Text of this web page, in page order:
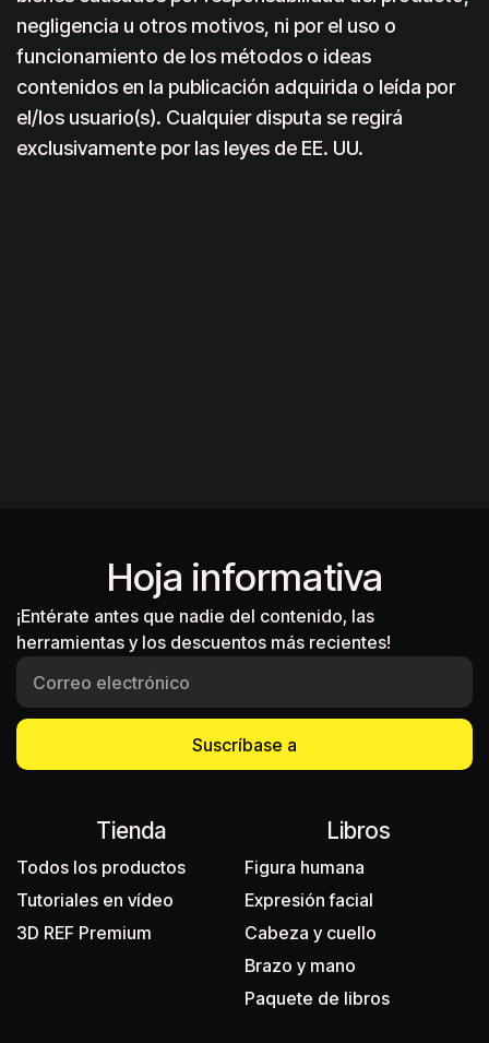
negligencia u otros motivos, ni por el uso o
funcionamiento de los métodos o ideas
contenidos en la publicación adquirida o leída por
el/los usuario(s). Cualquier disputa se regirá
exclusivamente por las leyes de EE. UU.
Hoja informativa
¡Entérate antes que nadie del contenido, las
herramientas y los descuentos más recientes!
Suscríbase a
Tienda
Todos los productos
Tutoriales en vídeo
3D REF Premium
Libros
Figura humana
Expresión facial
Cabeza y cuello
Brazo y mano
Paquete de libros